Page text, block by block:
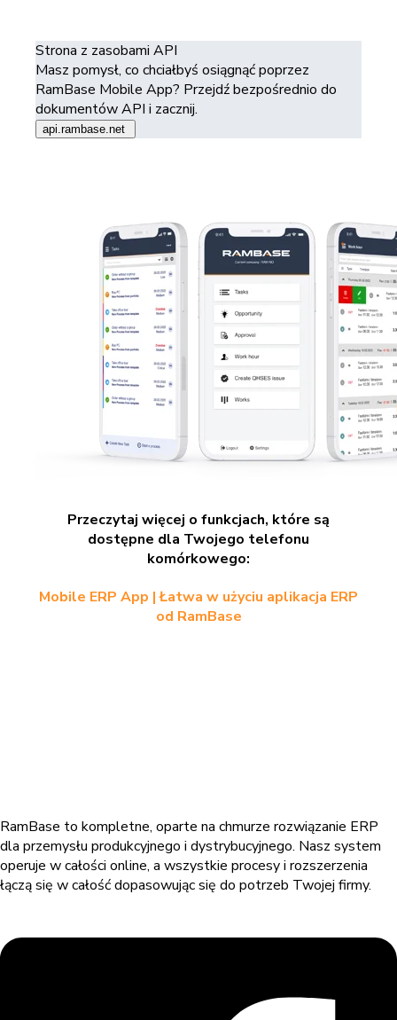
Strona z zasobami API
Masz pomysł, co chciałbyś osiągnąć poprzez
RamBase Mobile App? Przejdź bezpośrednio do
dokumentów API i zacznij.
api.rambase.net
Przeczytaj więcej o funkcjach, które są
dostępne dla Twojego telefonu
komórkowego:
Mobile ERP App | Łatwa w użyciu aplikacja ERP
od RamBase
RamBase to kompletne, oparte na chmurze rozwiązanie ERP
dla przemysłu produkcyjnego i dystrybucyjnego. Nasz system
operuje w całości online, a wszystkie procesy i rozszerzenia
łączą się w całość dopasowując się do potrzeb Twojej firmy.